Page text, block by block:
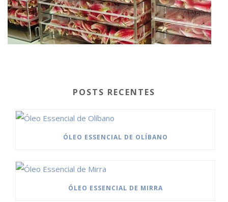
POSTS RECENTES
ÓLEO ESSENCIAL DE OLÍBANO
ÓLEO ESSENCIAL DE MIRRA